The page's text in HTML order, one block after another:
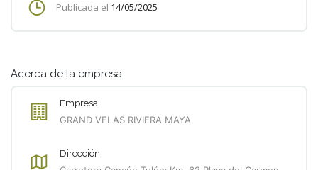
Publicada el 14/05/2025
Acerca de la empresa
Empresa
GRAND VELAS RIVIERA MAYA
Dirección